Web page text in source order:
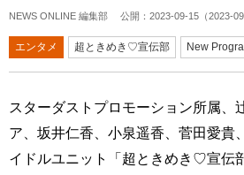
NEWS ONLINE 編集部 公開： 2023-09-15 （2023-
エンタメ 超ときめき♡宣伝部 New
スターダストプロモーション所属、
ア、坂井仁香、小泉遥香、菅田愛貴
イドルユニット「超ときめき♡宣伝